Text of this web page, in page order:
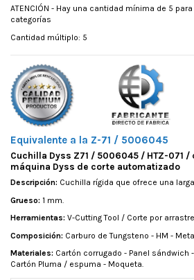
ATENCIÓN - Hay una cantidad mínima de 5
categorías
Cantidad múltiplo: 5
Equivalente a la Z-71 / 5006045
Cuchilla Dyss Z71 / 5006045 / HTZ-071
máquina Dyss de corte automatizado
Descripción: Cuchilla rígida que ofrece una
Grueso: 1 mm.
Herramientas: V-Cutting Tool / Corte por
Composición: Carburo de Tungsteno - HM -
Materiales: Cartón corrugado - Panel sándwich
Cartón Pluma / espuma - Moqueta.